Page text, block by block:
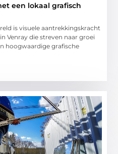
een lokaal grafisch
is visuele aantrekkingskracht
Venray die streven naar groei
hoogwaardige grafische